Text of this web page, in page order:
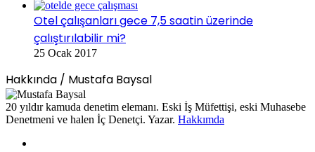
Otel çalışanları gece 7,5 saatin üzerinde
çalıştırılabilir mi?
25 Ocak 2017
Hakkında / Mustafa Baysal
20 yıldır kamuda denetim elemanı. Eski İş Müfettişi, eski Muhasebe
Denetmeni ve halen İç Denetçi. Yazar. Hakkımda